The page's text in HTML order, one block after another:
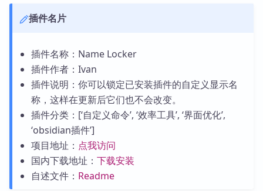
插件名片
插件名称：Name Locker
插件作者：Ivan
插件说明：你可以锁定已安装插件的自定义显示名
称，这样在更新后它们也不会改变。
插件分类：[‘自定义命令’, ‘效率工具’, ‘界面优化’,
‘obsidian插件’]
项目地址： 点我访问
国内下载地址： 下载安装
自述文件： Readme